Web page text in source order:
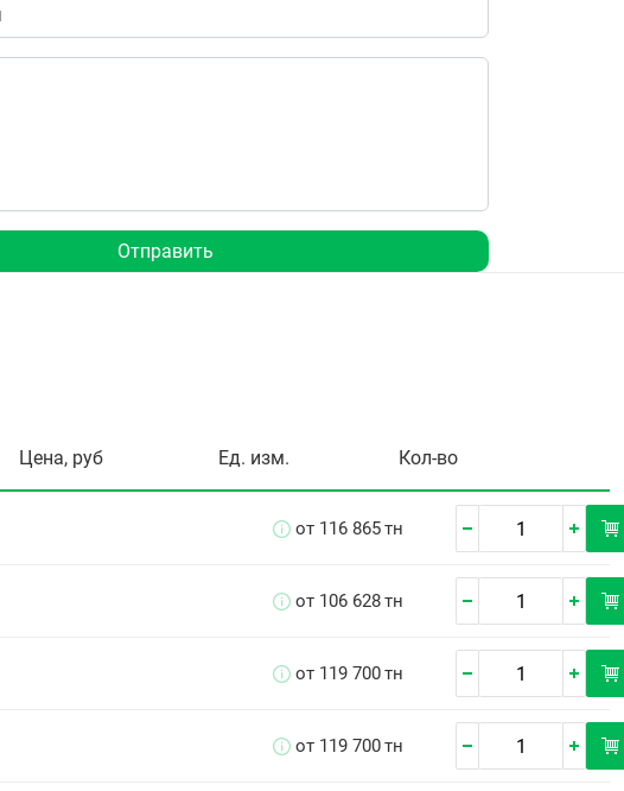
Отправить
Цена, руб Ед. изм. Кол-во
от 116 865тн
от 106 628тн
от 119 700тн
от 119 700тн